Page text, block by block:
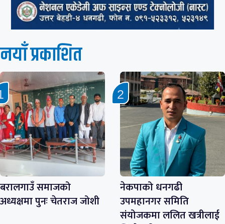
नयाँ प्रकाशित
बरालगाउँ समाजको
अध्यक्षमा पुनः चेतराज जोशी
नेकपाको धनगढी
उपमहानगर समिति
संयोजकमा ललित खत्रीलाई